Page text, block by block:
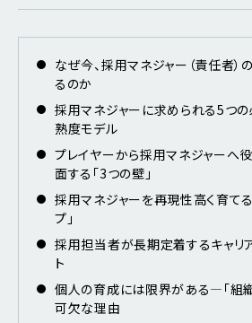
なぜ今、採用マネジャー（責任者
るのか
採用マネジャーに求められる5つ
熟度モデル
プレイヤーから採用マネジャーへ
面する「3つの壁」
採用マネジャーを再現性高く育て
プ」
採用担当者が長期定着するキャリ
ト
個人の育成には限界がある―「組
可欠な理由